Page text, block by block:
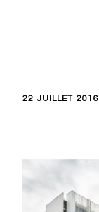
22 JUILLET 2016